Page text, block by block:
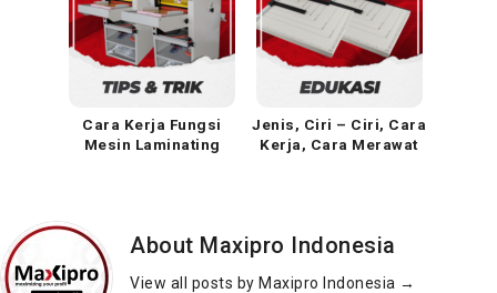
Cara Kerja Fungsi
Mesin Laminating
Jenis, Ciri – Ciri, Cara
Kerja, Cara Merawat
About Maxipro Indonesia
View all posts by Maxipro Indonesia →